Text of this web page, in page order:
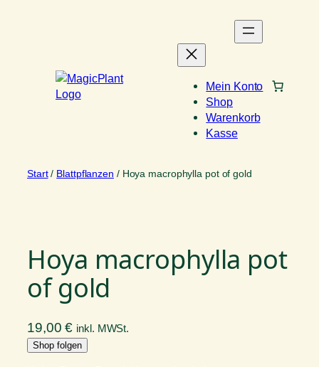
Mein Konto
Shop
Warenkorb
Kasse
Start/ Blattpflanzen / Hoya macrophylla pot of gold
Hoya macrophylla pot
of gold
19,00€ inkl. MWSt.
Shop folgen